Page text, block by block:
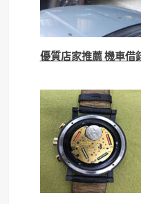
優質店家推薦 機車借